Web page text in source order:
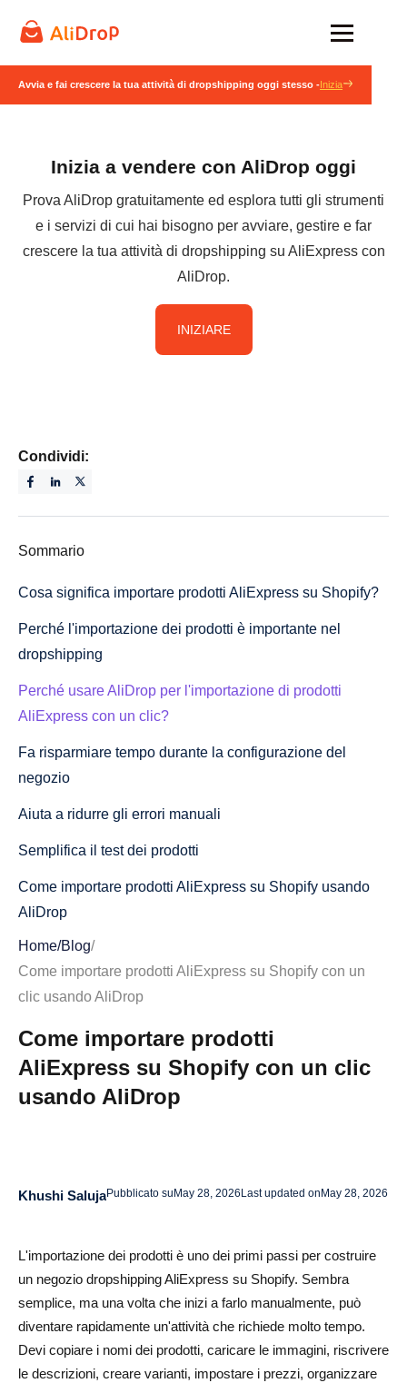
Avvia e fai crescere la tua attività di dropshipping oggi stesso -Inizia
Inizia a vendere con AliDrop oggi
Prova AliDrop gratuitamente ed esplora tutti gli strumenti
e i servizi di cui hai bisogno per avviare, gestire e far
crescere la tua attività di dropshipping su AliExpress con
AliDrop.
INIZIARE
Condividi:
Sommario
Cosa significa importare prodotti AliExpress su Shopify?
Perché l'importazione dei prodotti è importante nel
dropshipping
Perché usare AliDrop per l'importazione di prodotti
AliExpress con un clic?
Fa risparmiare tempo durante la configurazione del
negozio
Aiuta a ridurre gli errori manuali
Semplifica il test dei prodotti
Come importare prodotti AliExpress su Shopify usando
AliDrop
Collega AliDrop al tuo negozio Shopify
Rivedi i dettagli del prodotto importato
Come ottimizzare le schede prodotto importate prima
Migliora la descrizione del prodotto
Sistema le Varianti del Prodotto
Stabilisci il Prezzo Giusto
Consigli SEO per prodotti AliExpress importati
Usa parole chiave naturali nei titoli e nelle descrizioni dei
Home/Blog/
Come importare prodotti AliExpress su Shopify con un
clic usando AliDrop
Come importare prodotti
AliExpress su Shopify con un clic
usando AliDrop
Khushi SalujaPubblicato su May 28, 2026 Last updated on May 28, 2026
L'importazione dei prodotti è uno dei primi passi per costruire
un negozio dropshipping AliExpress su Shopify. Sembra
semplice, ma una volta che inizi a farlo manualmente, può
diventare rapidamente un'attività che richiede molto tempo.
Devi copiare i nomi dei prodotti, caricare le immagini, riscrivere
le descrizioni, creare varianti, impostare i prezzi, organizzare